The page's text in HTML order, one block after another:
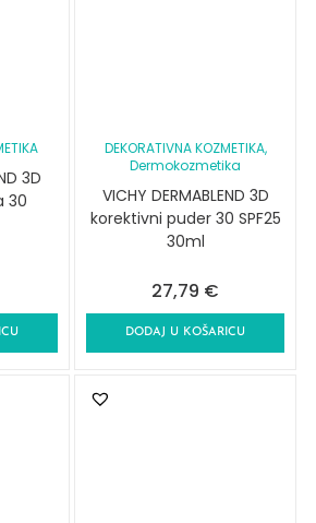
3D
30
DEKORATIVNA KOZMETIKA,
Dermokozmetika
VICHY DERMABLEND 3D
korektivni puder 30 SPF25
30ml
27,79 €
DODAJ U KOŠARICU